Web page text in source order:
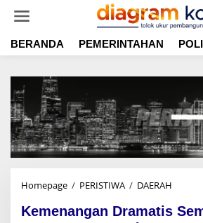
t
BERANDA PEMERINTAHAN
Homepage / PERISTIWA / DAERAH
m
Kemenangan Dramatis